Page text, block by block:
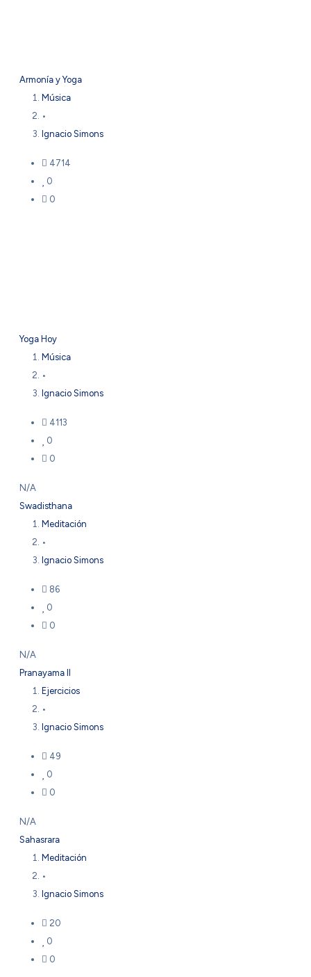
Armonía y Yoga
Música
•
Ignacio Simons
4714
0
0
Yoga Hoy
Música
•
Ignacio Simons
4113
0
0
N/A
Swadisthana
Meditación
•
Ignacio Simons
86
0
0
N/A
Pranayama II
Ejercicios
•
Ignacio Simons
49
0
0
N/A
Sahasrara
Meditación
•
Ignacio Simons
20
0
0